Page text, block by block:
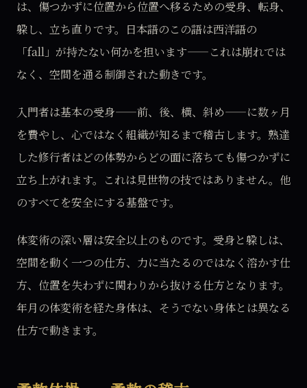
は、傷つかずに位置から位置へ移るための受身、転身、
躱し、立ち直りです。日本語のこの語は西洋語の
「fall」が持たない何かを担います——これは崩れでは
なく、空間を通る制御された動きです。
入門者は基本の受身——前、後、横、斜め——に数ヶ月
を費やし、心ではなく組織が知るまで稽古します。熟達
した修行者はどの体勢からどの面に落ちても傷つかずに
立ち上がれます。これは見世物の技ではありません。他
のすべてを安全にする基盤です。
体変術の深い層は安全以上のものです。受身と躱しは、
空間を動く一つの仕方、力に当たるのではなく溶かす仕
方、位置を失わずに関わりから抜ける仕方となります。
年月の体変術を経た身体は、そうでない身体とは異なる
仕方で動きます。